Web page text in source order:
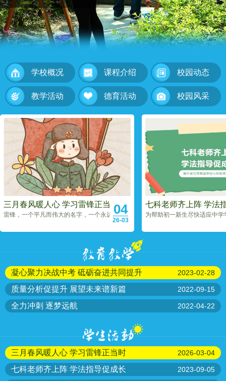
学校概况 课程介绍 校园动态
教学活动 德育活动 校园风采
三月春风暖人心 学习雷锋正当时
雷锋，一个平凡而伟大的名字，一个永远活在人民心中的战士。1940年，雷锋出
04
26-03
七科老师齐上阵 学法
为帮助初一新生尽快适应中
2023-02-28
凝心聚力决战中考 砥砺奋进共同提升
2022-09-15
质量分析促提升 展望未来谱新篇
2022-04-22
全力冲刺 逐梦远航
2026-03-04
三月春风暖人心 学习雷锋正当时
2023-09-05
七科老师齐上阵 学法指导促成长